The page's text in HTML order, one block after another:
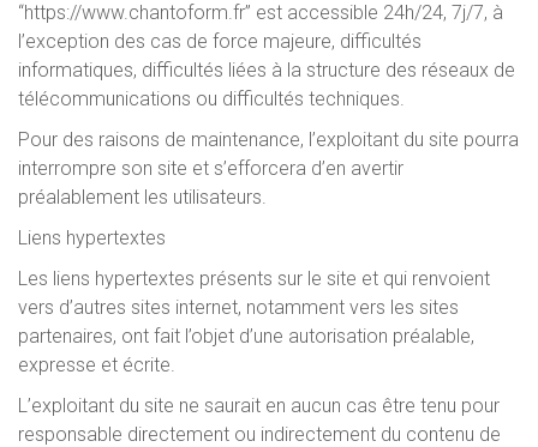
“https://www.chantoform.fr” est accessible 24h/24, 7j/7, à
l’exception des cas de force majeure, difficultés
informatiques, difficultés liées à la structure des réseaux de
télécommunications ou difficultés techniques.
Pour des raisons de maintenance, l’exploitant du site pourra
interrompre son site et s’efforcera d’en avertir
préalablement les utilisateurs.
Liens hypertextes
Les liens hypertextes présents sur le site et qui renvoient
vers d’autres sites internet, notamment vers les sites
partenaires, ont fait l’objet d’une autorisation préalable,
expresse et écrite.
L’exploitant du site ne saurait en aucun cas être tenu pour
responsable directement ou indirectement du contenu de